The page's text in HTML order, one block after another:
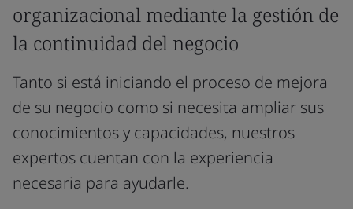
organizacional mediante la gestión de
la continuidad del negocio
Tanto si está iniciando el proceso de mejora
de su negocio como si necesita ampliar sus
conocimientos y capacidades, nuestros
expertos cuentan con la experiencia
necesaria para ayudarle.